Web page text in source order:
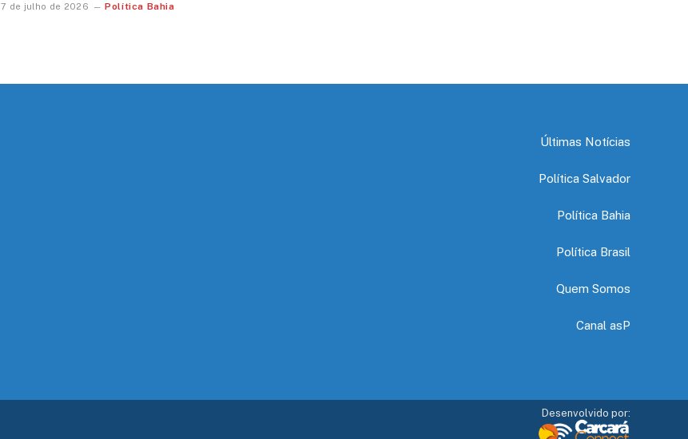
7 de julho de 2026 Política Bahia
Últimas Notícias
Política Salvador
Política Bahia
Política Brasil
Quem Somos
Canal asP
Desenvolvido por: